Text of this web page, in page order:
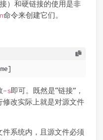
）和硬链接的使用是非
命令来创建它们。
-s即可。既然是“链接”，
改实际上就是对源文件
系统内，且源文件必须